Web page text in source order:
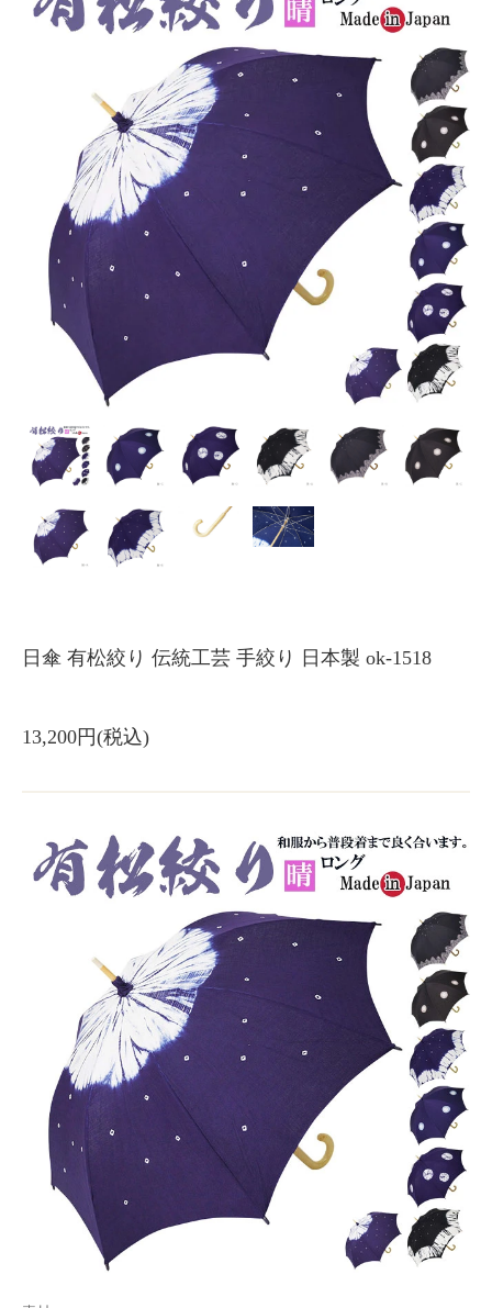
日傘 有松絞り 伝統工芸 手絞り 日本製 ok-1518
13,200円(税込)